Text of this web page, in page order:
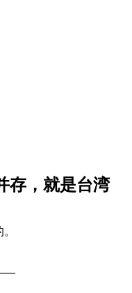
存，就是台湾
——